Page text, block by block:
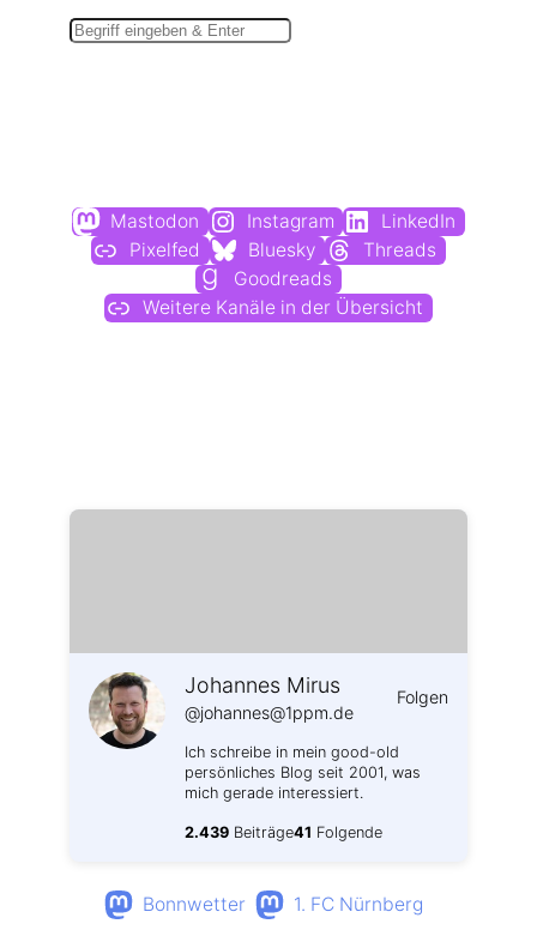
Mastodon Instagram
LinkedIn
Pixelfed
Bluesky
Threads
Goodreads
Weitere Kanäle in der Übersicht
Johannes Mirus
@johannes@1ppm.de
Folgen
Ich schreibe in mein good-old
persönliches Blog seit 2001, was
mich gerade interessiert.
2.439 Beiträge41 Folgende
Bonnwetter 1. FC Nürnberg